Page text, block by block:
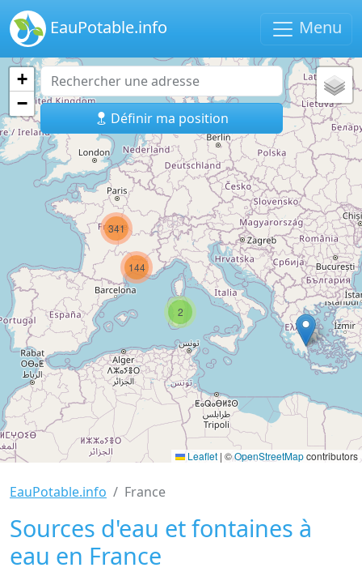
EauPotable.info Menu
Définir ma position
2
144
341
+
−
Leaflet | ©OpenStreetMapcontributors
EauPotable.info France
Sources d'eau et fontaines à
eau en France